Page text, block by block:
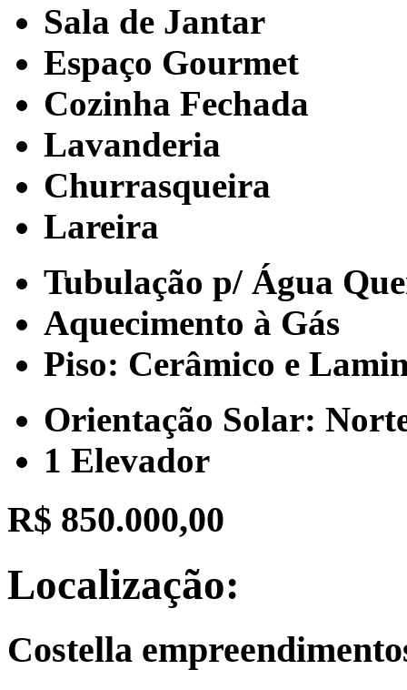
Sala de Jantar
Espaço Gourmet
Cozinha Fechada
Lavanderia
Churrasqueira
Lareira
Tubulação p/ Água
Aquecimento à Gás
Piso: Cerâmico e
Orientação Solar:
1 Elevador
R$ 850.000,00
Localização:
Costella